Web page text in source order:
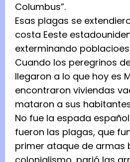
Columbus”.
Esas plagas se
costa Eeste
exterminando
Cuando los peregrinos
llegaron a lo que hoy es
encontraron viviendas
mataron a sus
No fue la espada
fueron las plagas, que
primer ataque de armas